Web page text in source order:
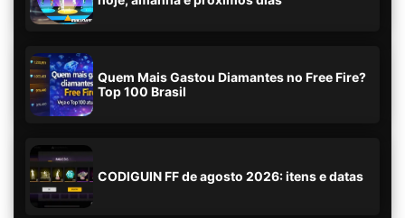
Quem Mais Gastou Diamantes no Free Fire?
Top 100 Brasil
CODIGUIN FF de agosto 2026: itens e datas